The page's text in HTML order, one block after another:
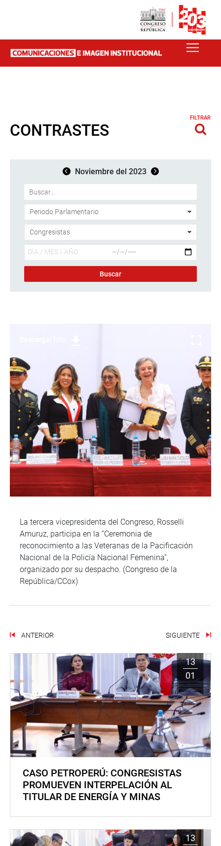
CONTRASTES
FILTRAR
Noviembre del 2023
La tercera vicepresidenta del Congreso, Rosselli
Amuruz, participa en la “Ceremonia de
reconocimiento a las Veteranas de la Pacificación
Nacional de la Policía Nacional Femenina”,
organizado por su despacho. (Congreso de la
República/CCox)
ANTERIOR SIGUIENTE
13
01
CASO PETROPERÚ: CONGRESISTAS
PROMUEVEN INTERPELACIÓN AL
TITULAR DE ENERGÍA Y MINAS
13